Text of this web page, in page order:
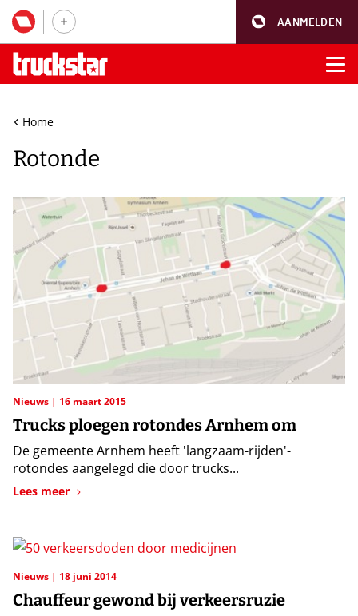
AANMELDEN
Home
Rotonde
Nieuws 16 maart 2015
Trucks ploegen rotondes Arnhem om
De gemeente Arnhem heeft 'langzaam-rijden'-
rotondes aangelegd die door trucks...
Lees meer
Nieuws 18 juni 2014
Chauffeur gewond bij verkeersruzie